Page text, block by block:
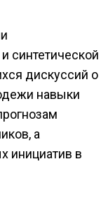
синтетической
дискуссий о
навыки
а
инициатив в